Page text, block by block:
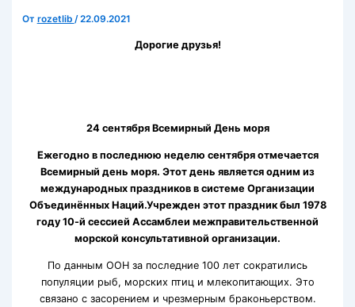
От rozetlib /22.09.2021
Дорогие друзья!
24 сентября Всемирный День моря
Ежегодно в последнюю неделю сентября отмечается
Всемирный день моря. Этот день является одним из
международных праздников в системе Организации
Объединённых Наций.Учрежден этот праздник был 1978
году 10-й сессией Ассамблеи межправительственной
морской консультативной организации.
По данным ООН за последние 100 лет сократились
популяции рыб, морских птиц и млекопитающих. Это
связано с засорением и чрезмерным браконьерством.